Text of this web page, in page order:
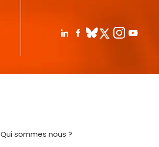
Qui sommes nous ?